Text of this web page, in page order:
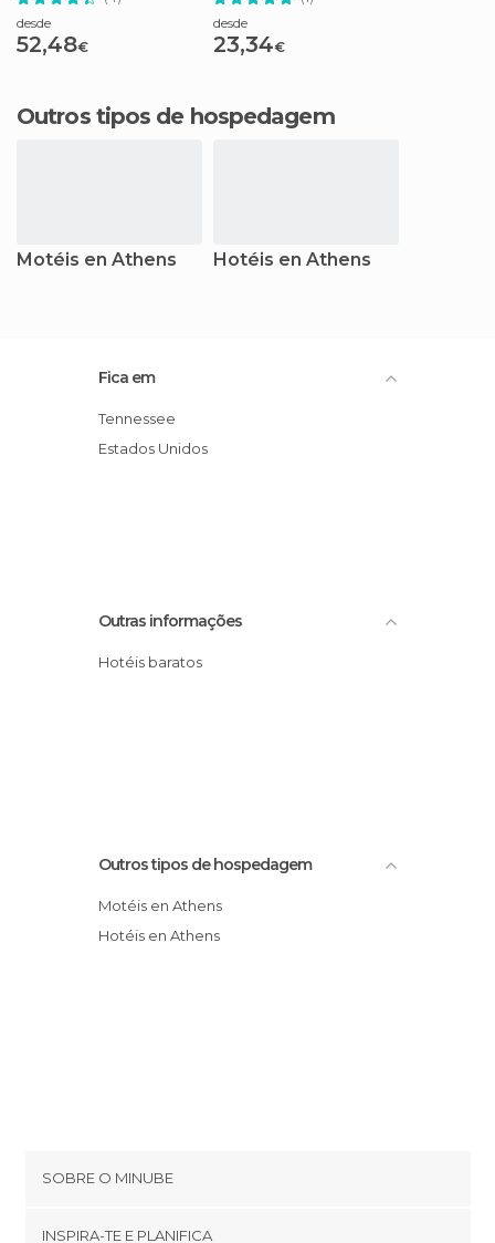
desde
52,48€
desde
23,34€
Outros tipos de hospedagem
Motéis en Athens Hotéis en Athens
Fica em
Tennessee
Estados Unidos
Outras informações
Hotéis baratos
Outros tipos de hospedagem
Motéis en Athens
Hotéis en Athens
SOBRE O MINUBE
INSPIRA-TE E PLANIFICA